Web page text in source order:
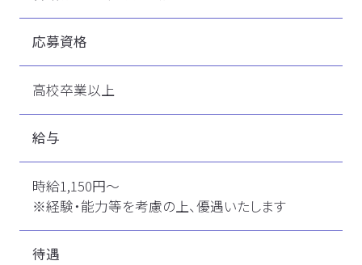
応募資格
高校卒業以上
給与
時給1,150円～
※経験・能力等を考慮の上、優遇いたします
待遇